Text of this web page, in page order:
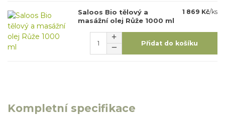
Saloos Bio tělový a
masážní olej Růže 1000 ml
1 869 Kč/ks
Přidat do košíku
Kompletní specifikace